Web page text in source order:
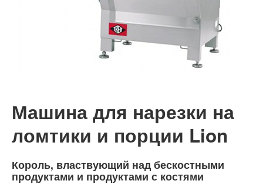
Машина для нарезки на
ломтики и порции Lion
Король, властвующий над бескостными
продуктами и продуктами с костями